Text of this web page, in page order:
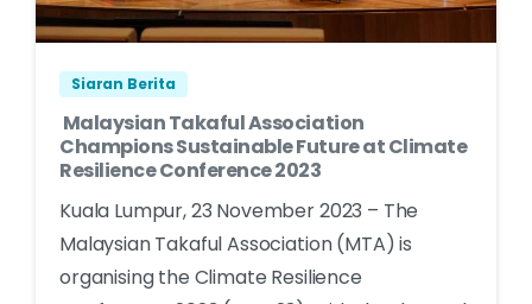
Siaran Berita
Malaysian Takaful Association
Champions Sustainable Future at Climate
Resilience Conference 2023
Kuala Lumpur, 23 November 2023 – The
Malaysian Takaful Association (MTA) is
organising the Climate Resilience